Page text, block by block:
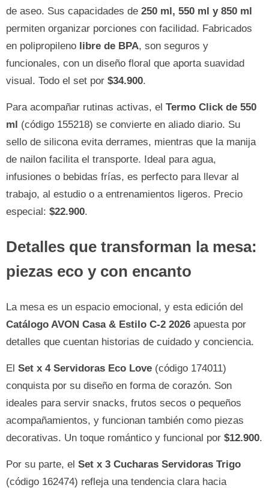
de aseo. Sus capacidades de 250 ml, 550 ml y 850 ml
permiten organizar porciones con facilidad. Fabricados
en polipropileno libre de BPA, son seguros y
funcionales, con un diseño floral que aporta suavidad
visual. Todo el set por $34.900.
Para acompañar rutinas activas, el Termo Click de 550
ml (código 155218) se convierte en aliado diario. Su
sello de silicona evita derrames, mientras que la manija
de nailon facilita el transporte. Ideal para agua,
infusiones o bebidas frías, es perfecto para llevar al
trabajo, al estudio o a entrenamientos ligeros. Precio
especial: $22.900.
Detalles que transforman la mesa:
piezas eco y con encanto
La mesa es un espacio emocional, y esta edición del
Catálogo AVON Casa & Estilo C-2 2026 apuesta por
detalles que cuentan historias de cuidado y conciencia.
El Set x 4 Servidoras Eco Love (código 174011)
conquista por su diseño en forma de corazón. Son
ideales para servir snacks, frutos secos o pequeños
acompañamientos, y funcionan también como piezas
decorativas. Un toque romántico y funcional por $12.900.
Por su parte, el Set x 3 Cucharas Servidoras Trigo
(código 162474) refleja una tendencia clara hacia